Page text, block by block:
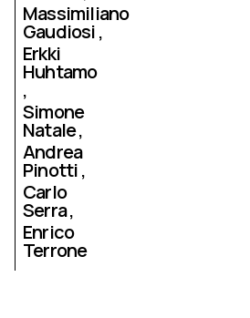
Massimiliano
Gaudiosi
Erkki
Huhtamo
Simone
Natale
Andrea
Pinotti
Carlo
Serra
Enrico
Terrone